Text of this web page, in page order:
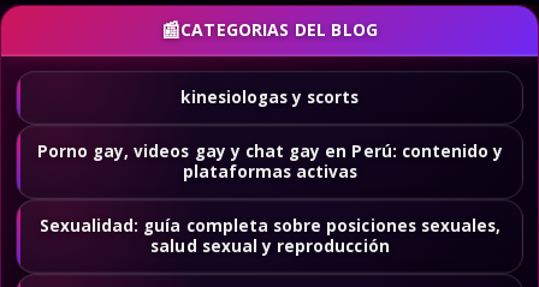
CATEGORIAS DEL BLOG
kinesiologas y scorts
Porno gay, videos gay y chat gay en Perú: contenido y
plataformas activas
Sexualidad: guía completa sobre posiciones sexuales,
salud sexual y reproducción